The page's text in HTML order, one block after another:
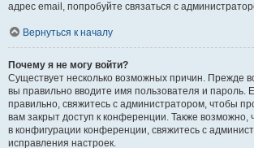
адрес email, попробуйте связаться с
Вернуться к началу
Почему я не могу войти?
Существует несколько возможных причин. Прежде
вы правильно вводите имя пользователя и пароль.
правильно, свяжитесь с администратором, чтобы
вам закрыт доступ к конференции. Также
в конфигурации конференции, свяжитесь с
исправления настроек.